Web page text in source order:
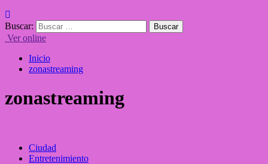
Buscar:
Ver online
Inicio
zonastreaming
zonastreaming
Ciudad
Entretenimiento